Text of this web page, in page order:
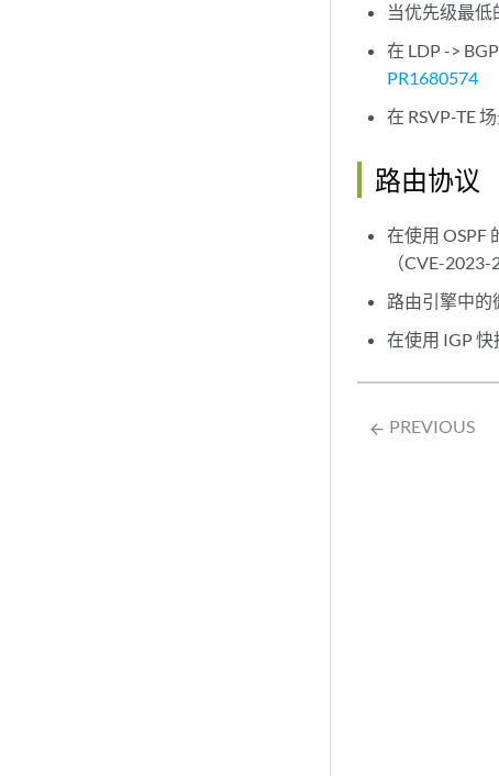
当优先级最低
在 LDP ->
PR1680574
在 RSVP-TE
路由协议
在使用 OSPF
（CVE-2023-
路由引擎中的
在使用 IGP
arrow_backward PREVIOUS